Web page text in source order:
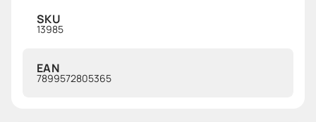
SKU
13985
EAN
7899572805365